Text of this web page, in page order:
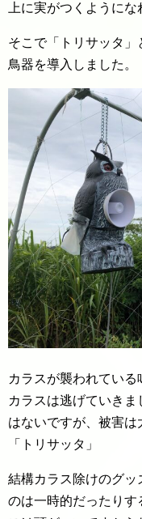
上に実がつくように
そこで「トリサッタ
鳥器を導入しました。
カラスが襲われてい
カラスは逃げていき
はないですが、被害は
「トリサッタ」
結構カラス除けのグッ
のは一時的だったりす